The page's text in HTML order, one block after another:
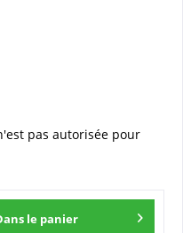
pas autorisée pour
le panier